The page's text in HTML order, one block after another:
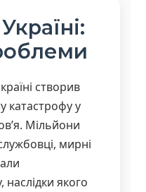
створив
катастрофу у
Мільйони
мирні
якого